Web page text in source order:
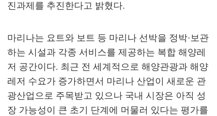
진과제를 추진한다고 밝혔다.
마리나는 요트와 보트 등 마리나 선박을 정박·보관
하는 시설과 각종 서비스를 제공하는 복합 해양레
저 공간이다. 최근 전 세계적으로 해양관광과 해양
레저 수요가 증가하면서 마리나 산업이 새로운 관
광산업으로 주목받고 있으나 국내 시장은 아직 성
장 가능성이 큰 초기 단계에 머물러 있다는 평가를